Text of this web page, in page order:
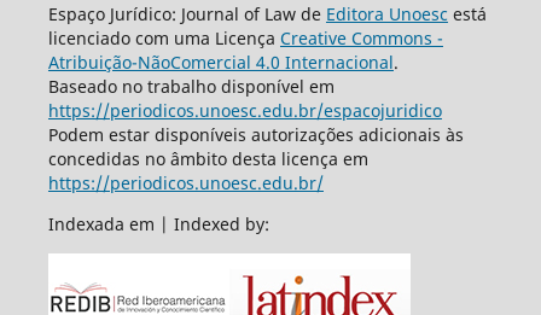
Espaço Jurídico: Journal of Law de Editora Unoesc está
licenciado com uma Licença Creative Commons -
Atribuição-NãoComercial 4.0 Internacional.
Baseado no trabalho disponível em
https://periodicos.unoesc.edu.br/espacojuridico
Podem estar disponíveis autorizações adicionais às
concedidas no âmbito desta licença em
https://periodicos.unoesc.edu.br/
Indexada em | Indexed by: